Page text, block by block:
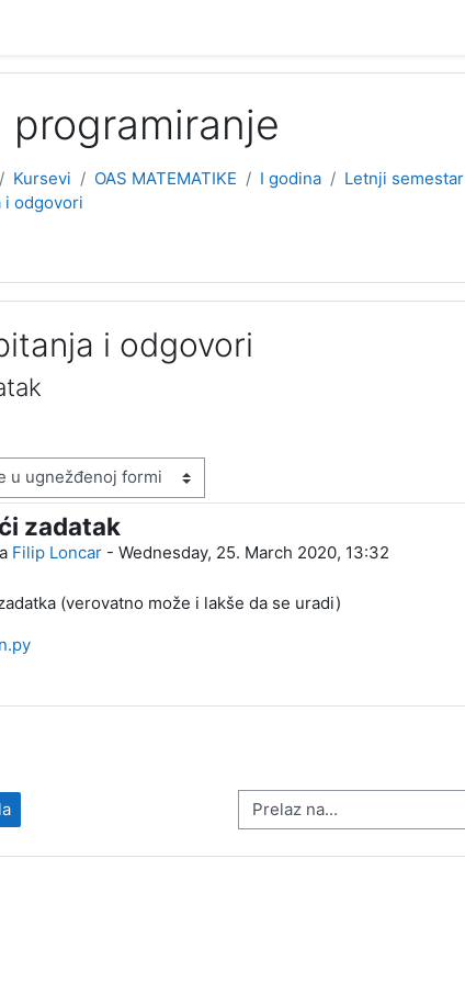
programiranje
Kursevi OAS MATEMATIKE I godina Letnji semestar
i odgovori
i odgovori
zadatak
Filip Loncar - Wednesday, 25. March 2020, 13:32
0
(verovatno može i lakše da se uradi)
Prelaz na...